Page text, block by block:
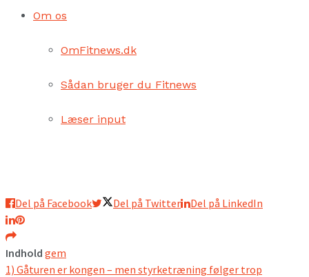
Om os
OmFitnews.dk
Sådan bruger du Fitnews
Læser input
Del på Facebook Del på Twitter Del på LinkedIn
Indhold gem
1) Gåturen er kongen – men styrketræning følger trop